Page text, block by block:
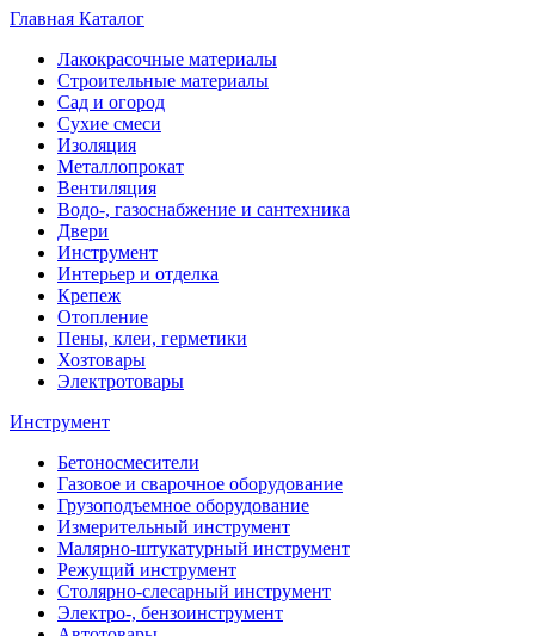
Главная Каталог
Лакокрасочные материалы
Строительные материалы
Сад и огород
Сухие смеси
Изоляция
Металлопрокат
Вентиляция
Водо-, газоснабжение и сантехника
Двери
Инструмент
Интерьер и отделка
Крепеж
Отопление
Пены, клеи, герметики
Хозтовары
Электротовары
Инструмент
Бетоносмесители
Газовое и сварочное оборудование
Грузоподъемное оборудование
Измерительный инструмент
Малярно-штукатурный инструмент
Режущий инструмент
Столярно-слесарный инструмент
Электро-, бензоинструмент